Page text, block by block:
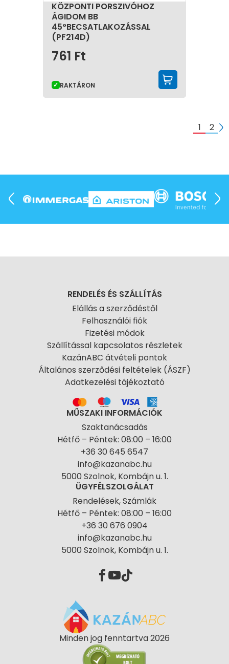
KÖZPONTI PORSZIVÓHOZ
ÁGIDOM BB
45°BECSATLAKOZÁSSAL
(PF214D)
761 Ft
RAKTÁRON
1 2
RENDELÉS ÉS SZÁLLÍTÁS
Elállás a szerződéstől
Felhasználói fiók
Fizetési módok
Szállítással kapcsolatos részletek
KazánABC átvételi pontok
Általános szerződési feltételek (ÁSZF)
Adatkezelési tájékoztató
MŰSZAKI INFORMÁCIÓK
Szaktanácsadás
Hétfő – Péntek: 08:00 – 16:00
+36 30 645 6547
info@kazanabc.hu
5000 Szolnok, Kombájn u. 1.
ÜGYFÉLSZOLGÁLAT
Rendelések, Számlák
Hétfő – Péntek: 08:00 – 16:00
+36 30 676 0904
info@kazanabc.hu
5000 Szolnok, Kombájn u. 1.
Minden jog fenntartva 2026